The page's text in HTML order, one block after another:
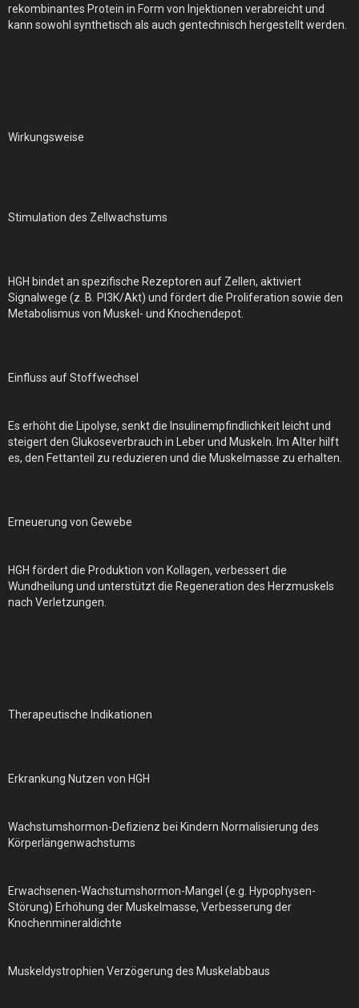
rekombinantes Protein in Form von Injektionen verabreicht und
kann sowohl synthetisch als auch gentechnisch hergestellt werden.
Wirkungsweise
Stimulation des Zellwachstums
HGH bindet an spezifische Rezeptoren auf Zellen, aktiviert
Signalwege (z. B. PI3K/Akt) und fördert die Proliferation sowie den
Metabolismus von Muskel- und Knochendepot.
Einfluss auf Stoffwechsel
Es erhöht die Lipolyse, senkt die Insulinempfindlichkeit leicht und
steigert den Glukoseverbrauch in Leber und Muskeln. Im Alter hilft
es, den Fettanteil zu reduzieren und die Muskelmasse zu erhalten.
Erneuerung von Gewebe
HGH fördert die Produktion von Kollagen, verbessert die
Wundheilung und unterstützt die Regeneration des Herzmuskels
nach Verletzungen.
Therapeutische Indikationen
Erkrankung Nutzen von HGH
Wachstumshormon-Defizienz bei Kindern Normalisierung des
Körperlängenwachstums
Erwachsenen-Wachstumshormon-Mangel (e.g. Hypophysen-
Störung) Erhöhung der Muskelmasse, Verbesserung der
Knochenmineraldichte
Muskeldystrophien Verzögerung des Muskelabbaus